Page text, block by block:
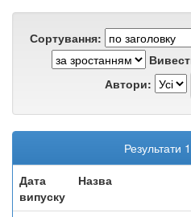
Сортування:
Автори:
Результати
Дата
випуску
Назва